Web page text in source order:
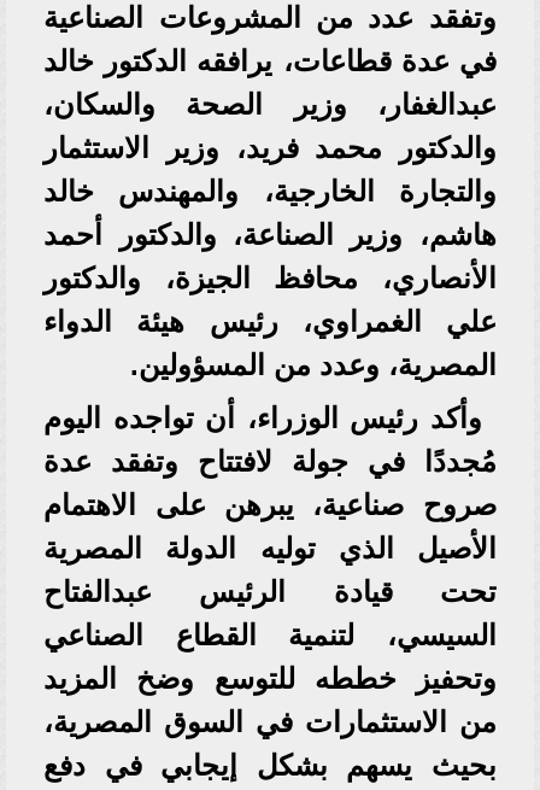
وتفقد عدد من المشروعات الصناعية
في عدة قطاعات، يرافقه الدكتور خالد
عبدالغفار، وزير الصحة والسكان،
والدكتور محمد فريد، وزير الاستثمار
والتجارة الخارجية، والمهندس خالد
هاشم، وزير الصناعة، والدكتور أحمد
الأنصاري، محافظ الجيزة، والدكتور
علي الغمراوي، رئيس هيئة الدواء
المصرية، وعدد من المسؤولين.
وأكد رئيس الوزراء، أن تواجده اليوم
مُجددًا في جولة لافتتاح وتفقد عدة
صروح صناعية، يبرهن على الاهتمام
الأصيل الذي توليه الدولة المصرية
تحت قيادة الرئيس عبدالفتاح
السيسي، لتنمية القطاع الصناعي
وتحفيز خططه للتوسع وضخ المزيد
من الاستثمارات في السوق المصرية،
بحيث يسهم بشكل إيجابي في دفع